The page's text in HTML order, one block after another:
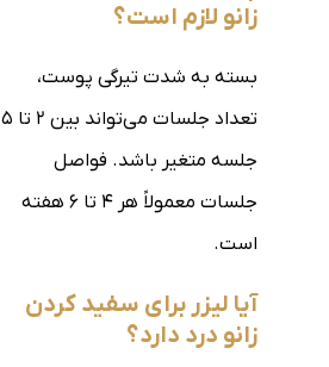
زانو لازم است؟
بسته به شدت تیرگی پوست،
تعداد جلسات می‌تواند بین ۲ تا ۵
جلسه متغیر باشد. فواصل
جلسات معمولاً هر ۴ تا ۶ هفته
است.
آیا لیزر برای سفید کردن
زانو درد دارد؟